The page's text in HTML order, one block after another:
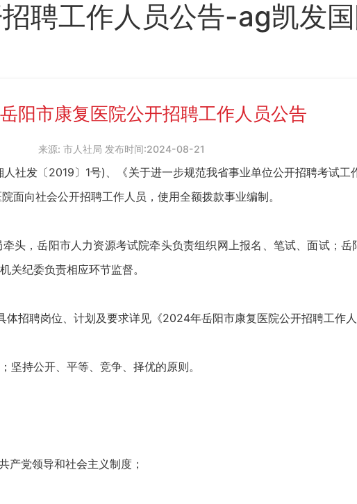
聘工作人员公告-ag凯发
阳市康复医院公开招聘工作人员公告
来源: 市人社局 发布时间:2024-08-21
发〔2019〕1号)、《关于进一步规范我省事业单位公开招聘考试工
面向社会公开招聘工作人员，使用全额拨款事业编制。
，岳阳市人力资源考试院牵头负责组织网上报名、笔试、面试；岳
关纪委负责相应环节监督。
聘岗位、计划及要求详见《2024年岳阳市康复医院公开招聘工作人
持公开、平等、竞争、择优的原则。
党领导和社会主义制度；